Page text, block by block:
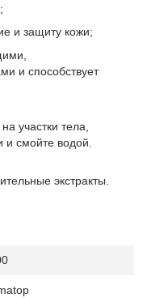
и защиту кожи;
и способствует
участки тела,
смойте водой.
экстракты.